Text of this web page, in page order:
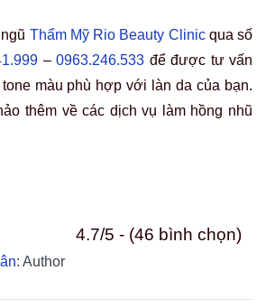
Thẩm Mỹ Rio Beauty Clinicqua số
–0963.246.533 để được tư vấn
màu phù hợp với làn da của bạn.
thêm về các dịch vụ làm hồng nhũ
4.7/5 - (46 bình chọn)
: Author